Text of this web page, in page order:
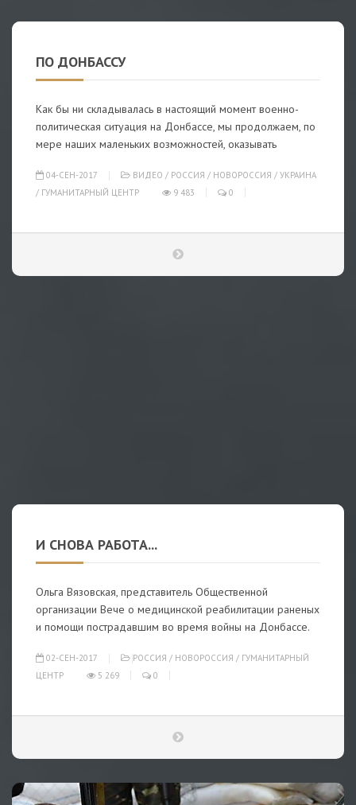
ПО ДОНБАССУ
Как бы ни складывалась в настоящий момент военно-
политическая ситуация на Донбассе, мы продолжаем, по
мере наших маленьких возможностей, оказывать
04-СЕН-2017 ВИДЕО / РОССИЯ / НОВОРОССИЯ / УКРАИНА
/ ГУМАНИТАРНЫЙ ЦЕНТР 9 483 0
И СНОВА РАБОТА...
Ольга Вязовская, представитель Общественной
организации Вече о медицинской реабилитации раненых
и помощи пострадавшим во время войны на Донбассе.
02-СЕН-2017 РОССИЯ / НОВОРОССИЯ / ГУМАНИТАРНЫЙ
ЦЕНТР
5 269 0